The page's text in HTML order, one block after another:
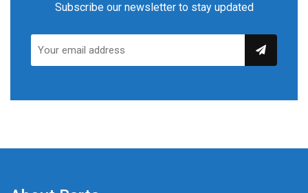
Subscribe our newsletter to stay updated